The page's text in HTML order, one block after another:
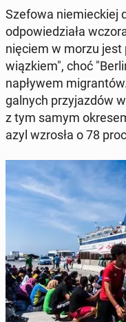
Szefowa nie­miec­kiej
od­po­wie­dzia­ła
nię­ciem w morzu
wiąz­kiem", choć
na­pły­wem
gal­nych przy­jaz­dów
z tym samym
azyl wzrosła o 78